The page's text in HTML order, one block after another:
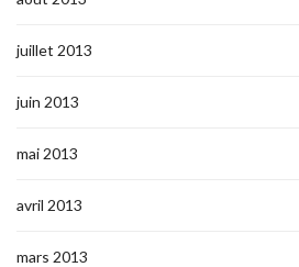
juillet 2013
juin 2013
mai 2013
avril 2013
mars 2013